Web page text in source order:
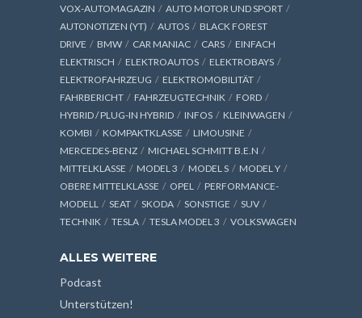
VOX-AUTOMAGAZIN
AUTO MOTOR UND SPORT
AUTONOTIZEN (YT)
AUTOS
BLACK FOREST
DRIVE
BMW CAR MANIAC CARS
EINFACH
ELEKTRISCH
ELEKTROAUTOS
ELEKTROBAYS
ELEKTROFAHRZEUG
ELEKTROMOBILITÄT
FAHRBERICHT
FAHRZEUGTECHNIK
FORD
HYBRID / PLUG-IN HYBRID
INFOS
KLEINWAGEN
KOMBI
KOMPAKTKLASSE
LIMOUSINE
MERCEDES-BENZ
MICHAEL SCHMITT B.E.N
MITTELKLASSE
MODEL 3 MODEL S
MODEL Y
OBERE MITTELKLASSE
OPEL
PERFORMANCE-
MODELL
SEAT SKODA SONSTIGE
SUV
TECHNIK
TESLA TESLA MODEL 3 VOLKSWAGEN
ALLES WEITERE
Podcast
Unterstützen!